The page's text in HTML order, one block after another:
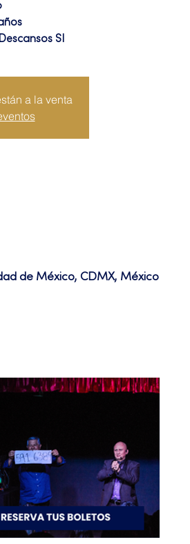
SI
a la venta
de México, CDMX, México